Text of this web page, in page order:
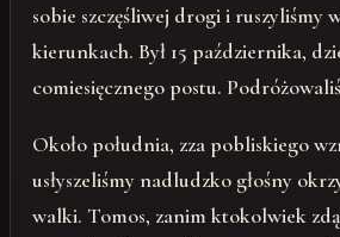
sobie szczęśliwej drogi i ruszyliśmy
kierunkach. Był 15 października,
comiesięcznego postu.
Około południa, zza pobliskiego
usłyszeliśmy nadludzko głośny
walki. Tomos, zanim ktokolwiek